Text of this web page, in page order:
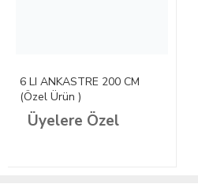
6 LI ANKASTRE 200 CM
(Özel Ürün )
Üyelere Özel